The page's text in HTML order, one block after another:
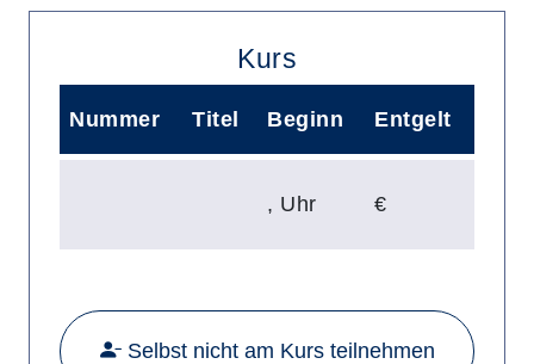
Kurs
Nummer Titel Beginn Entgelt
Mehr Details zu folgendem Kurs
, Uhr €
Selbst nicht am Kurs teilnehmen